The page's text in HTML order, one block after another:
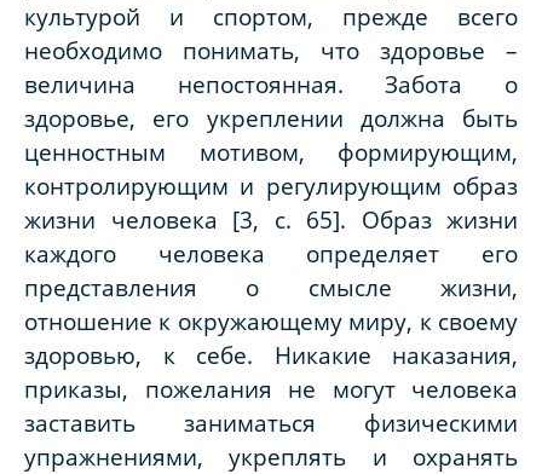
культурой и спортом, прежде всего
необходимо понимать, что здоровье –
величина непостоянная. Забота о
здоровье, его укреплении должна быть
ценностным мотивом, формирующим,
контролирующим и регулирующим образ
жизни человека [3, с. 65]. Образ жизни
каждого человека определяет его
представления о смысле жизни,
отношение к окружающему миру, к своему
здоровью, к себе. Никакие наказания,
приказы, пожелания не могут человека
заставить заниматься физическими
упражнениями, укреплять и охранять